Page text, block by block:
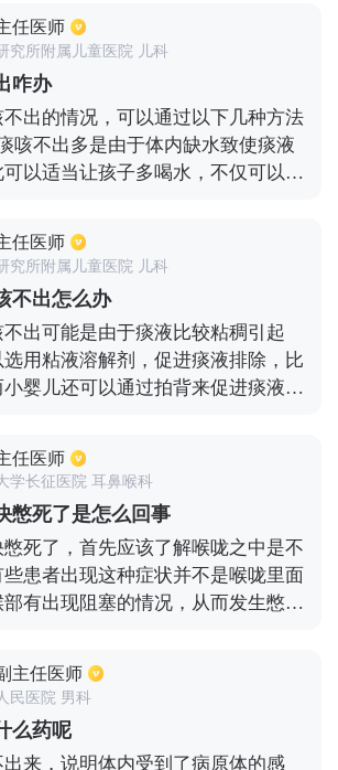
痰，促进排痰；痰瘀互结的倾向是
术。
水分，是具有稀释痰液的作用。如果
异物感，此时要避免吃刺激性食物以
来改善，如果仍不能缓解症状，要及
任医师
究所附属儿童医院 儿科
咋办
出的情况，可以通过以下几种方法
咳不出多是由于体内缺水致使痰液
以适当让孩子多喝水，不仅可以稀
从而有效祛痰。2、让孩子将口鼻置
的茶杯，通过熏吸蒸汽达到润喉化痰
程中，家长应陪伴在孩子身边，避免
、如孩子不间断的咳嗽，家长可让
空拳，由下至上、左右交替的轻拍
持轻拍3至5分钟。每天2至3次。不
痰液，还能够促进心脏与肺部的血
任医师
究所附属儿童医院 儿科
不出怎么办
出可能是由于痰液比较粘稠引起
用粘液溶解剂，促进痰液排除，比
婴儿还可以通过拍背来促进痰液排
任医师
学长征医院 耳鼻喉科
憋死了是怎么回事
死了，首先应该了解喉咙之中是不
患者出现这种症状并不是喉咙里面
有出现阻塞的情况，从而发生憋死
的，其实就是出现很大的打呼声音，
呼吸暂停的情况，最后把人给逼醒了
感觉。需要及时找到发生的原因，然
。主要还是依靠手术治疗，如果情
主任医师
民医院 男科
么药呢
来，说明体内受到了病原体的感